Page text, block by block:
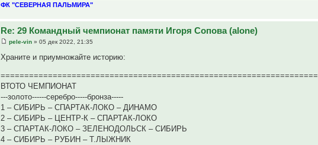
ФК "СЕВЕРНАЯ ПАЛЬМИРА"
Re: 29 Командный чемпионат памяти Игоря Сопова (alone)
pele-vin » 05 дек 2022, 21:35
Храните и приумножайте историю:
===================================================================
ВТОТО ЧЕМПИОНАТ
---золото------серебро-----бронза-----
1 – СИБИРЬ – СПАРТАК-ЛОКО – ДИНАМО
2 – СИБИРЬ – ЦЕНТР-К – СПАРТАК-ЛОКО
3 – СПАРТАК-ЛОКО – ЗЕЛЕНОДОЛЬСК – СИБИРЬ
4 – СИБИРЬ – РУБИН – Т.ЛЫЖНИК